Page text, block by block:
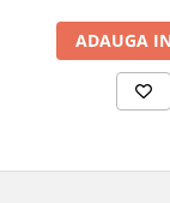
ADAUGA